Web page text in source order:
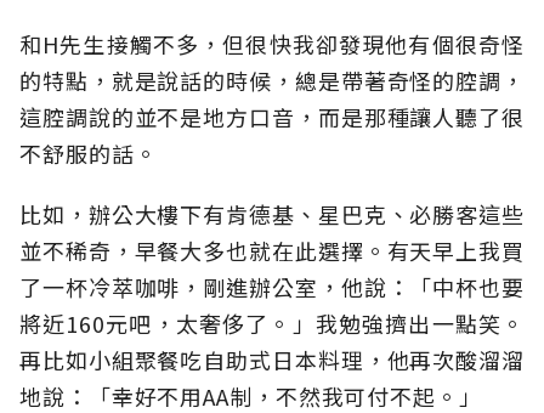
和H先生接觸不多，但很快我卻發現他有個很奇怪
的特點，就是說話的時候，總是帶著奇怪的腔調，
這腔調說的並不是地方口音，而是那種讓人聽了很
不舒服的話。
比如，辦公大樓下有肯德基、星巴克、必勝客這些
並不稀奇，早餐大多也就在此選擇。有天早上我買
了一杯冷萃咖啡，剛進辦公室，他說：「中杯也要
將近160元吧，太奢侈了。」我勉強擠出一點笑。
再比如小組聚餐吃自助式日本料理，他再次酸溜溜
地說：「幸好不用AA制，不然我可付不起。」